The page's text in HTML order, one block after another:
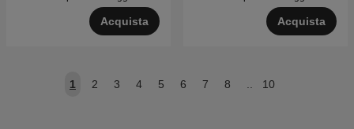
Acquista Acquista
1 2 3 4 5 6 7 8 .. 10